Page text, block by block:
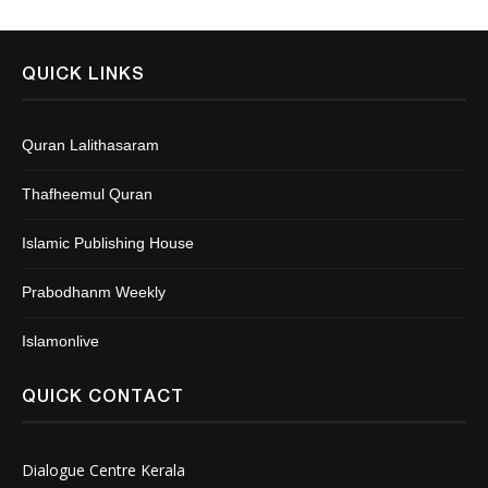
QUICK LINKS
Quran Lalithasaram
Thafheemul Quran
Islamic Publishing House
Prabodhanm Weekly
Islamonlive
QUICK CONTACT
Dialogue Centre Kerala